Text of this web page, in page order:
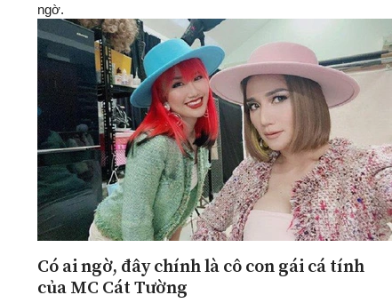
ngờ.
Có ai ngờ, đây chính là cô con gái cá tính
của MC Cát Tường